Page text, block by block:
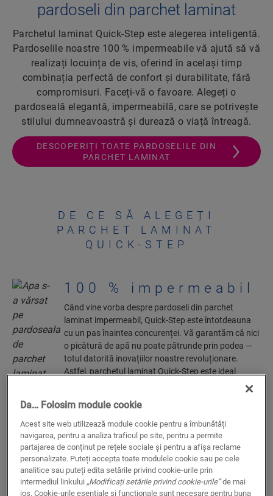
pardoseli din parchet laminat
Parchetul laminat Quick-Step este alegerea inteligentă.
Pardoselile noastre 100 % impermeabile vă ajută să vă
realizați locuința de vis, oferind în același timp
combinația perfectă de confort și durabilitate, fără
compromisuri. Faceți-vă o favoare. Alegeți o
pardoseală elegantă, impermeabilă, care se potrivește
stilului dumneavoastră și durează o viață întreagă.
DESCOPERIȚI TOATE PARDOSELILE DIN
PARCHET LAMINAT
DE CE SĂ ALEGEȚI
PARCHET LAMINAT
QUICK-STEP
100 % impermeabil
Când vine vorba despre pardoseli din parchet
laminat impermeabil, Quick-Step este întotdeauna
cu un pas înaintea concurenței. Vă garantăm că nici
o picătură de apă nu poate pătrunde prin podea —
totul datorită inovațiilor noastre revoluționare.
Astfel, parchetul laminat Quick-Step este ideal
pentru toate camerele, inclusiv pentru bucătărie și
Da… Folosim module cookie
Acest site web utilizează module cookie pentru a îmbunătăți
navigarea, pentru a analiza traficul pe site, pentru a permite
partajarea de conținut pe rețele sociale și pentru a afișa reclame
personalizate. Puteți accepta toate modulele cookie sau pe cele
analitice sau puteți edita setările privind cookie-urile prin
intermediul linkului „Modificați setările privind cookie-urile”de mai
jos. Cookie-urile esențiale și funcționale sunt necesare pentru buna